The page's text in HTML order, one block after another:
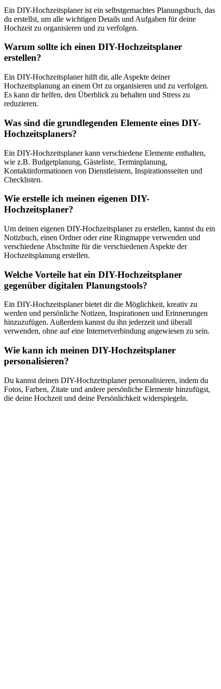
Ein DIY-Hochzeitsplaner ist ein selbstgemachtes Planungsbuch, das
du erstellst, um alle wichtigen Details und Aufgaben für deine
Hochzeit zu organisieren und zu verfolgen.
Warum sollte ich einen DIY-Hochzeitsplaner
erstellen?
Ein DIY-Hochzeitsplaner hilft dir, alle Aspekte deiner
Hochzeitsplanung an einem Ort zu organisieren und zu verfolgen.
Es kann dir helfen, den Überblick zu behalten und Stress zu
reduzieren.
Was sind die grundlegenden Elemente eines DIY-
Hochzeitsplaners?
Ein DIY-Hochzeitsplaner kann verschiedene Elemente enthalten,
wie z.B. Budgetplanung, Gästeliste, Terminplanung,
Kontaktinformationen von Dienstleistern, Inspirationsseiten und
Checklisten.
Wie erstelle ich meinen eigenen DIY-
Hochzeitsplaner?
Um deinen eigenen DIY-Hochzeitsplaner zu erstellen, kannst du ein
Notizbuch, einen Ordner oder eine Ringmappe verwenden und
verschiedene Abschnitte für die verschiedenen Aspekte der
Hochzeitsplanung erstellen.
Welche Vorteile hat ein DIY-Hochzeitsplaner
gegenüber digitalen Planungstools?
Ein DIY-Hochzeitsplaner bietet dir die Möglichkeit, kreativ zu
werden und persönliche Notizen, Inspirationen und Erinnerungen
hinzuzufügen. Außerdem kannst du ihn jederzeit und überall
verwenden, ohne auf eine Internetverbindung angewiesen zu sein.
Wie kann ich meinen DIY-Hochzeitsplaner
personalisieren?
Du kannst deinen DIY-Hochzeitsplaner personalisieren, indem du
Fotos, Farben, Zitate und andere persönliche Elemente hinzufügst,
die deine Hochzeit und deine Persönlichkeit widerspiegeln.